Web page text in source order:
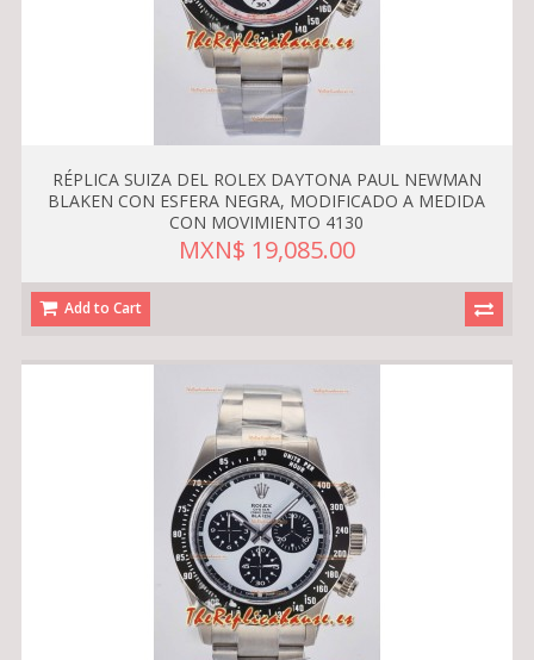
RÉPLICA SUIZA DEL ROLEX DAYTONA PAUL NEWMAN
BLAKEN CON ESFERA NEGRA, MODIFICADO A MEDIDA
CON MOVIMIENTO 4130
MXN$ 19,085.00
Add to Cart